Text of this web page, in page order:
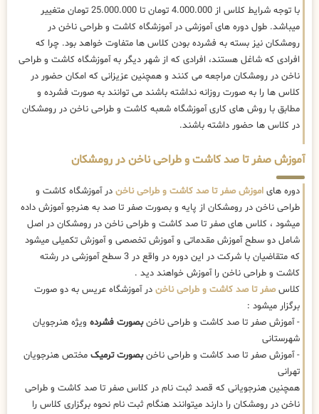
با توجه شرایط کلاس از 4.000.000 تومان تا 25.000.000 تومان متغییر
میباشد. طول دوره های آموزشی در آموزشگاه کاشت و طراحی ناخن در
رومشکان نیز بسته به فشرده بودن کلاس ها متفاوت خواهد بود. چرا که
افرادی که شاغل هستند، افرادی که از شهر دیگر به آموزشگاه کاشت و طراحی
ناخن در رومشکان مراجعه می کنند و همچنین عزیزانی که امکان حضور در
کلاس ها را به صورت روزانه نداشته باشند می توانند به صورت فشرده و
مطابق با روش های کاری آموزشگاه شعبه کاشت و طراحی ناخن در رومشکان
در کلاس ها حضور داشته باشند.
آموزش صفر تا صد کاشت و طراحی ناخن در رومشکان
دوره های اموزش صفر تا صد کاشت و طراحی ناخن در آموزشگاه کاشت و
طراحی ناخن در رومشکان از پایه و بصورت صفر تا صد به هنرجو آموزش داده
میشود ، کلاس های صفر تا صد کاشت و طراحی ناخن در رومشکان در اصل
شامل دو سطح آموزش مقدماتی و آموزش تخصصی و آموزش تکمیلی میشود
که متقاضیان با شرکت در این دوره در واقع در 3 سطح آموزشی در رشته
کاشت و طراحی ناخن را آموزش خواهند دید .
کلاسصفر تا صد کاشت و طراحی ناخن در آموزشگاه عریس به دو صورت
برگزار میشود :
- آموزش صفر تا صد کاشت و طراحی ناخنبصورت فشرده ویژه هنرجویان
شهرستانی
- آموزش صفر تا صد کاشت و طراحی ناخنبصورت ترمیک مختص هنرجویان
تهرانی
همچنین هنرجویانی که قصد ثبت نام در کلاس صفر تا صد کاشت و طراحی
ناخن در رومشکان را دارند میتوانند هنگام ثبت نام نحوه برگزاری کلاس را